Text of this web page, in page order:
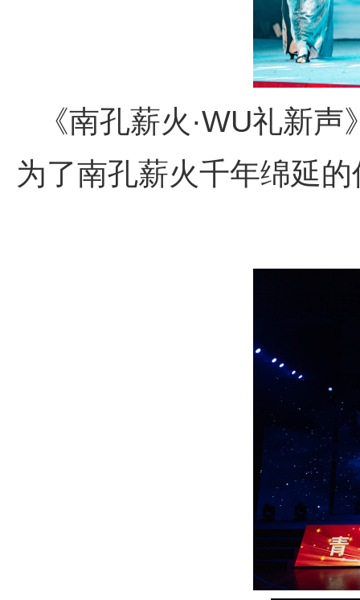
《南孔薪火·WU礼新
为了南孔薪火千年绵延